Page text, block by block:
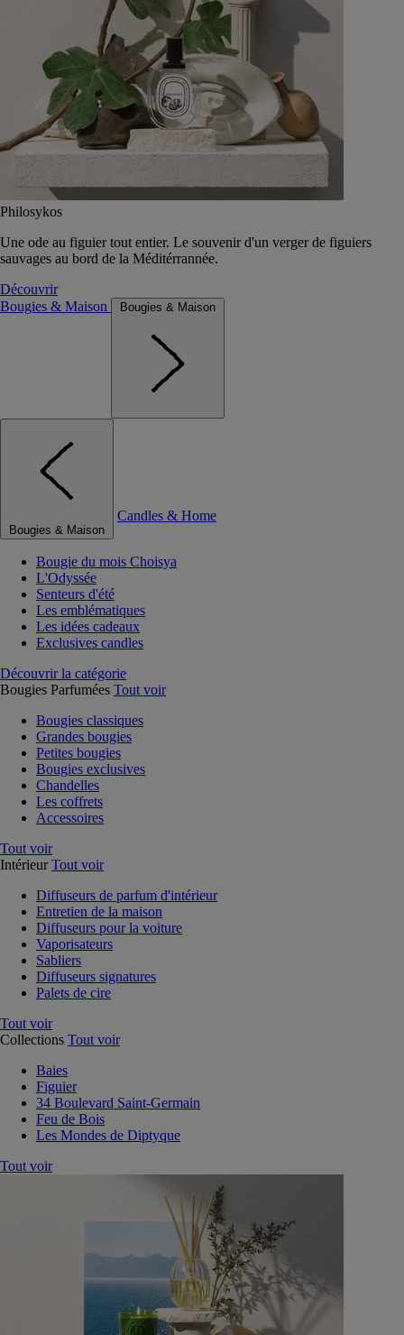
Philosykos
Une ode au figuier tout entier. Le souvenir d'un verger de figuiers
sauvages au bord de la Méditérrannée.
Découvrir
Bougies & Maison
Bougies & Maison
Bougies & Maison
Candles & Home
Bougie du mois Choisya
L'Odyssée
Senteurs d'été
Les emblématiques
Les idées cadeaux
Exclusives candles
Découvrir la catégorie
Bougies Parfumées Tout voir
Bougies classiques
Grandes bougies
Petites bougies
Bougies exclusives
Chandelles
Les coffrets
Accessoires
Tout voir
Intérieur Tout voir
Diffuseurs de parfum d'intérieur
Entretien de la maison
Diffuseurs pour la voiture
Vaporisateurs
Sabliers
Diffuseurs signatures
Palets de cire
Tout voir
Collections Tout voir
Baies
Figuier
34 Boulevard Saint-Germain
Feu de Bois
Les Mondes de Diptyque
Tout voir